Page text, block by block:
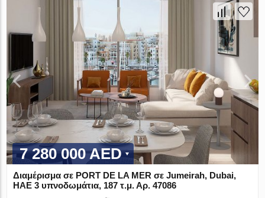
7 280 000 AED
Διαμέρισμα σε PORT DE LA MER σε Jumeirah, Dubai,
ΗΑΕ 3 υπνοδωμάτια, 187 τ.μ. Αρ. 47086